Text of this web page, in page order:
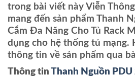
trong bài viết này Viễn
mang đến sản phẩm Thanh
Cắm Đa Năng Cho Tủ Rack
dụng cho hệ thống tủ mạng.
thông tin về sản phẩm qua
Thông tin Thanh Nguồn